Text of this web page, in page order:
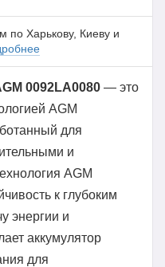
по Харькову, Киеву и
0092LA0080 — это
AGM
для
и
AGM
к глубоким
энергии и
аккумулятор
для